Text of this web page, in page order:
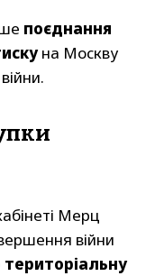
поєднання
на Москву
Мерц
війни